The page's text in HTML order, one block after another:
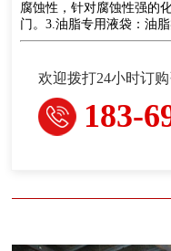
腐蚀性，针对腐蚀性强的
门。3.油脂专用液袋：油
欢迎拨打24小时订购
183-